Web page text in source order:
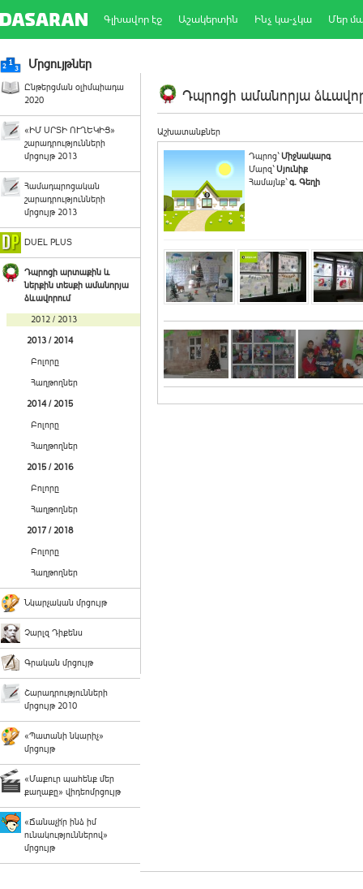
Գլխավոր էջ Աշակերտին Ինչ կա-չկա Մեր
Մրցույթներ
Ընթերցման օլիմպիադա
2020
«ԻՄ ՍՐՏԻ ՈՒՂԵԿԻՑ»
շարադրությունների
մրցույթ 2013
Համադպրոցական
շարադրությունների
մրցույթ 2013
DUEL PLUS
Դպրոցի արտաքին և
ներքին տեսքի ամանորյա
ձևավորում
2012 / 2013
2013 / 2014
Բոլորը
Հաղթողներ
2014 / 2015
Բոլորը
Հաղթողներ
2015 / 2016
Բոլորը
Հաղթողներ
2017 / 2018
Բոլորը
Հաղթողներ
Նկարչական մրցույթ
Չարլզ Դիքենս
Գրական մրցույթ
Շարադրությունների
մրցույթ 2010
«Պատանի նկարիչ»
մրցույթ
«Մաքուր պահենք մեր
քաղաքը» վիդեոմրցույթ
«Ճանաչի՛ր ինձ իմ
ունակություններով»
մրցույթ
Դպրոցի ամանորյա
Աշխատանքներ
Դպրոց`Միջնակարգ
Մարզ`Սյունիք
Համայնք`գ. Գեղի